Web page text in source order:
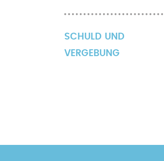
SCHULD UND
VERGEBUNG